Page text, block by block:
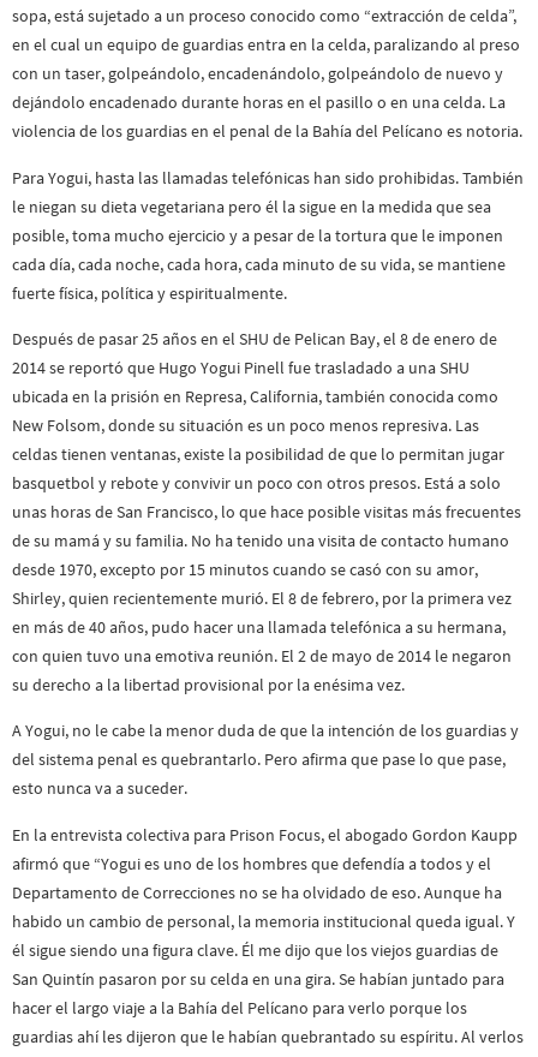
sopa, está sujetado a un proceso conocido como “extracción de celda”,
en el cual un equipo de guardias entra en la celda, paralizando al preso
con un taser, golpeándolo, encadenándolo, golpeándolo de nuevo y
dejándolo encadenado durante horas en el pasillo o en una celda. La
violencia de los guardias en el penal de la Bahía del Pelícano es notoria.
Para Yogui, hasta las llamadas telefónicas han sido prohibidas. También
le niegan su dieta vegetariana pero él la sigue en la medida que sea
posible, toma mucho ejercicio y a pesar de la tortura que le imponen
cada día, cada noche, cada hora, cada minuto de su vida, se mantiene
fuerte física, política y espiritualmente.
Después de pasar 25 años en el SHU de Pelican Bay, el 8 de enero de
2014 se reportó que Hugo Yogui Pinell fue trasladado a una SHU
ubicada en la prisión en Represa, California, también conocida como
New Folsom, donde su situación es un poco menos represiva. Las
celdas tienen ventanas, existe la posibilidad de que lo permitan jugar
basquetbol y rebote y convivir un poco con otros presos. Está a solo
unas horas de San Francisco, lo que hace posible visitas más frecuentes
de su mamá y su familia. No ha tenido una visita de contacto humano
desde 1970, excepto por 15 minutos cuando se casó con su amor,
Shirley, quien recientemente murió. El 8 de febrero, por la primera vez
en más de 40 años, pudo hacer una llamada telefónica a su hermana,
con quien tuvo una emotiva reunión. El 2 de mayo de 2014 le negaron
su derecho a la libertad provisional por la enésima vez.
A Yogui, no le cabe la menor duda de que la intención de los guardias y
del sistema penal es quebrantarlo. Pero afirma que pase lo que pase,
esto nunca va a suceder.
En la entrevista colectiva para Prison Focus, el abogado Gordon Kaupp
afirmó que “Yogui es uno de los hombres que defendía a todos y el
Departamento de Correcciones no se ha olvidado de eso. Aunque ha
habido un cambio de personal, la memoria institucional queda igual. Y
él sigue siendo una figura clave. Él me dijo que los viejos guardias de
San Quintín pasaron por su celda en una gira. Se habían juntado para
hacer el largo viaje a la Bahía del Pelícano para verlo porque los
guardias ahí les dijeron que le habían quebrantado su espíritu. Al verlos